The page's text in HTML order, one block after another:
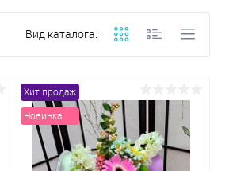
Вид каталога:
Хит продаж
Новинка